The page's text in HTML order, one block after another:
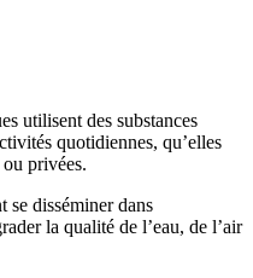
utilisent des substances
quotidiennes, qu’elles
privées.
se disséminer dans
la qualité de l’eau, de l’air